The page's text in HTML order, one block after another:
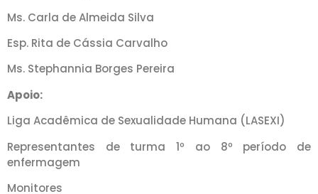
Ms. Carla de Almeida Silva
Esp. Rita de Cássia Carvalho
Ms. Stephannia Borges Pereira
Apoio:
Liga Acadêmica de Sexualidade Humana (LASEXI)
Representantes de turma 1º ao 8º período de
enfermagem
Monitores